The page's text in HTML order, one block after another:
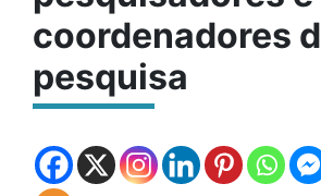
coordenadores
pesquisa